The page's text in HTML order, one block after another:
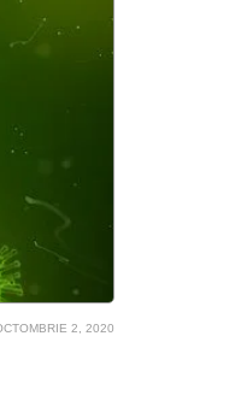
2, 2020